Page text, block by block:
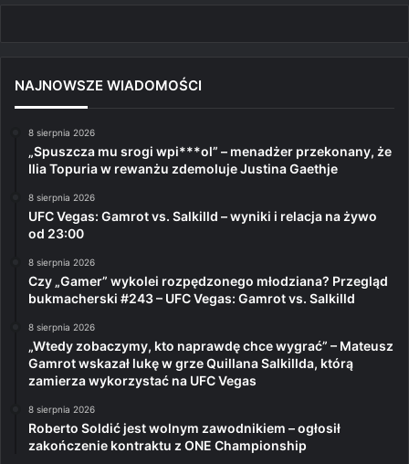
NAJNOWSZE WIADOMOŚCI
8 sierpnia 2026
„Spuszcza mu srogi wpi***ol” – menadżer przekonany, że
Ilia Topuria w rewanżu zdemoluje Justina Gaethje
8 sierpnia 2026
UFC Vegas: Gamrot vs. Salkilld – wyniki i relacja na żywo
od 23:00
8 sierpnia 2026
Czy „Gamer” wykolei rozpędzonego młodziana? Przegląd
bukmacherski #243 – UFC Vegas: Gamrot vs. Salkilld
8 sierpnia 2026
„Wtedy zobaczymy, kto naprawdę chce wygrać” – Mateusz
Gamrot wskazał lukę w grze Quillana Salkillda, którą
zamierza wykorzystać na UFC Vegas
8 sierpnia 2026
Roberto Soldić jest wolnym zawodnikiem – ogłosił
zakończenie kontraktu z ONE Championship